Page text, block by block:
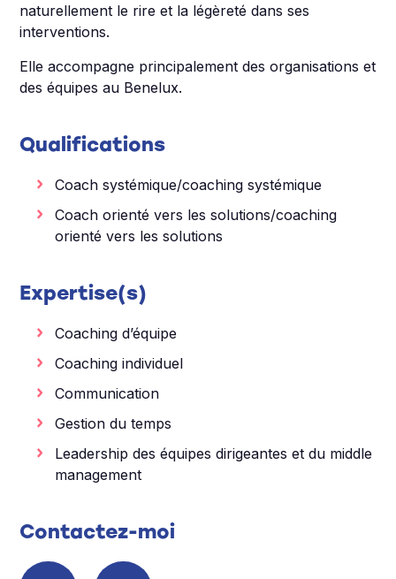
naturellement le rire et la légèreté dans ses
interventions.
Elle accompagne principalement des organisations et
des équipes au Benelux.
Qualifications
Coach systémique/coaching systémique
Coach orienté vers les solutions/coaching
orienté vers les solutions
Expertise(s)
Coaching d’équipe
Coaching individuel
Communication
Gestion du temps
Leadership des équipes dirigeantes et du middle
management
Contactez-moi